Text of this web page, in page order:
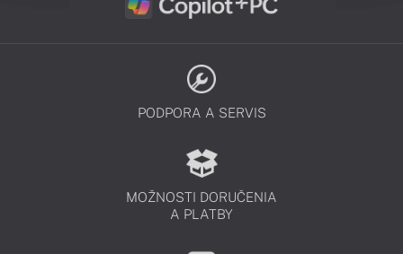
PODPORA A SERVIS
MOŽNOSTI DORUČENIA
A PLATBY